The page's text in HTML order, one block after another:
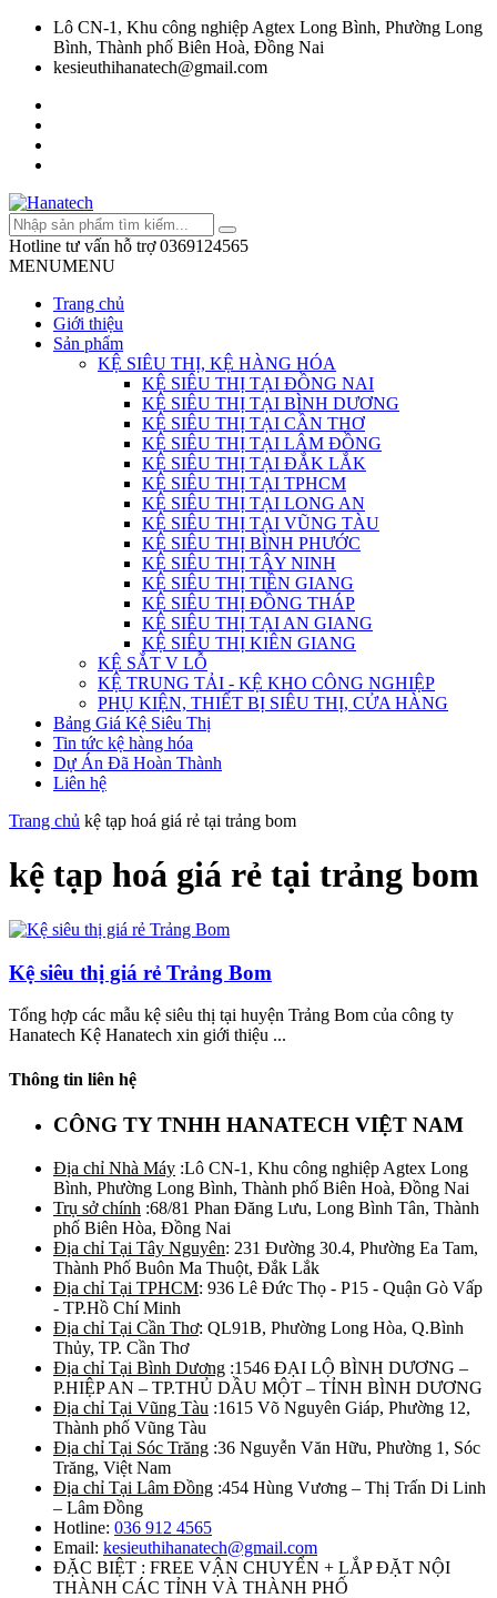
Lô CN-1, Khu công nghiệp Agtex Long Bình, Phường Long
Bình, Thành phố Biên Hoà, Đồng Nai
kesieuthihanatech@gmail.com
Hotline tư vấn hỗ trợ 0369124565
MENUMENU
Trang chủ
Giới thiệu
Sản phẩm
KỆ SIÊU THỊ, KỆ HÀNG HÓA
KỆ SIÊU THỊ TẠI ĐỒNG NAI
KỆ SIÊU THỊ TẠI BÌNH DƯƠNG
KỆ SIÊU THỊ TẠI CẦN THƠ
KỆ SIÊU THỊ TẠI LÂM ĐỒNG
KỆ SIÊU THỊ TẠI ĐẮK LẮK
KỆ SIÊU THỊ TẠI TPHCM
KỆ SIÊU THỊ TẠI LONG AN
KỆ SIÊU THỊ TẠI VŨNG TÀU
KỆ SIÊU THỊ BÌNH PHƯỚC
KỆ SIÊU THỊ TÂY NINH
KỆ SIÊU THỊ TIỀN GIANG
KỆ SIÊU THỊ ĐỒNG THÁP
KỆ SIÊU THỊ TẠI AN GIANG
KỆ SIÊU THỊ KIÊN GIANG
KỆ SẮT V LỖ
KỆ TRUNG TẢI - KỆ KHO CÔNG NGHIỆP
PHỤ KIỆN, THIẾT BỊ SIÊU THỊ, CỬA HÀNG
Bảng Giá Kệ Siêu Thị
Tin tức kệ hàng hóa
Dự Án Đã Hoàn Thành
Liên hệ
Trang chủ kệ tạp hoá giá rẻ tại trảng bom
kệ tạp hoá giá rẻ tại trảng bom
Kệ siêu thị giá rẻ Trảng Bom
Tổng hợp các mẫu kệ siêu thị tại huyện Trảng Bom của công ty
Hanatech Kệ Hanatech xin giới thiệu ...
Thông tin liên hệ
CÔNG TY TNHH HANATECH VIỆT NAM
Địa chỉ Nhà Máy :Lô CN-1, Khu công nghiệp Agtex Long
Bình, Phường Long Bình, Thành phố Biên Hoà, Đồng Nai
Trụ sở chính :68/81 Phan Đăng Lưu, Long Bình Tân, Thành
phố Biên Hòa, Đồng Nai
Địa chỉ Tại Tây Nguyên: 231 Đường 30.4, Phường Ea Tam,
Thành Phố Buôn Ma Thuột, Đắk Lắk
Địa chỉ Tại TPHCM: 936 Lê Đức Thọ - P15 - Quận Gò Vấp
- TP.Hồ Chí Minh
Địa chỉ Tại Cần Thơ: QL91B, Phường Long Hòa, Q.Bình
Thủy, TP. Cần Thơ
Địa chỉ Tại Bình Dương :1546 ĐẠI LỘ BÌNH DƯƠNG –
P.HIỆP AN – TP.THỦ DẦU MỘT – TỈNH BÌNH DƯƠNG
Địa chỉ Tại Vũng Tàu :1615 Võ Nguyên Giáp, Phường 12,
Thành phố Vũng Tàu
Địa chỉ Tại Sóc Trăng :36 Nguyễn Văn Hữu, Phường 1, Sóc
Trăng, Việt Nam
Địa chỉ Tại Lâm Đồng :454 Hùng Vương – Thị Trấn Di Linh
– Lâm Đồng
Hotline: 036 912 4565
Email: kesieuthihanatech@gmail.com
ĐẶC BIỆT : FREE VẬN CHUYỂN + LẮP ĐẶT NỘI
THÀNH CÁC TỈNH VÀ THÀNH PHỐ